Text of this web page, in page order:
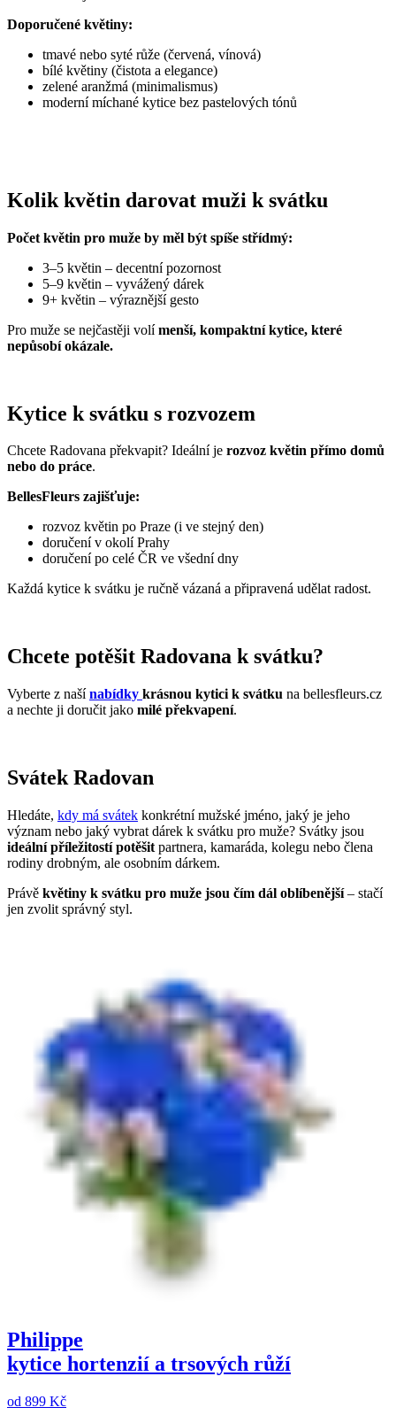
Doporučené květiny:
tmavé nebo syté růže (červená, vínová)
bílé květiny (čistota a elegance)
zelené aranžmá (minimalismus)
moderní míchané kytice bez pastelových tónů
Kolik květin darovat muži k svátku
Počet květin pro muže by měl být spíše střídmý:
3–5 květin – decentní pozornost
5–9 květin – vyvážený dárek
9+ květin – výraznější gesto
Pro muže se nejčastěji volímenší, kompaktní kytice, které
nepůsobí okázale.
Kytice k svátku s rozvozem
Chcete Radovana překvapit? Ideální je rozvoz květin přímo domů
nebo do práce.
BellesFleurs zajišťuje:
rozvoz květin po Praze (i ve stejný den)
doručení v okolí Prahy
doručení po celé ČR ve všední dny
Každá kytice k svátku je ručně vázaná a připravená udělat radost.
Chcete potěšit Radovana k svátku?
Vyberte z našínabídky krásnou kytici k svátku na bellesfleurs.cz
a nechte ji doručit jako milé překvapení.
Svátek Radovan
Hledáte, kdy má svátek konkrétní mužské jméno, jaký je jeho
význam nebo jaký vybrat dárek k svátku pro muže? Svátky jsou
ideální příležitostí potěšit partnera, kamaráda, kolegu nebo člena
rodiny drobným, ale osobním dárkem.
Právě květiny k svátku pro muže jsou čím dál oblíbenější– stačí
jen zvolit správný styl.
Philippe
kytice hortenzií a trsových růží
od 899 Kč